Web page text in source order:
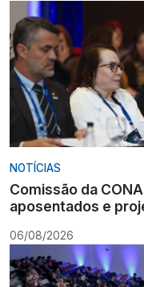
NOTÍCIAS
Comissão da
aposentados e
06/08/2026